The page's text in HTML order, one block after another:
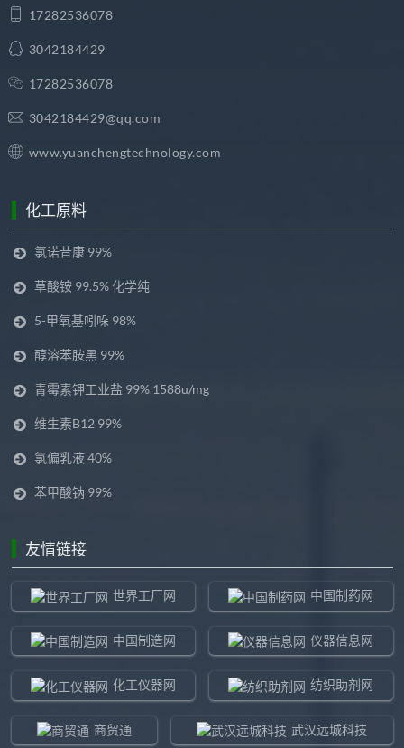
17282536078
3042184429
17282536078
3042184429@qq.com
www.yuanchengtechnology.com
化工原料
氯诺昔康 99%
草酸铵 99.5% 化学纯
5-甲氧基吲哚 98%
醇溶苯胺黑 99%
青霉素钾工业盐 99% 1588u/mg
维生素B12 99%
氯偏乳液 40%
苯甲酸钠 99%
友情链接
世界工厂网 中国制药网
中国制造网 仪器信息网
化工仪器网 纺织助剂网
商贸通 武汉远城科技